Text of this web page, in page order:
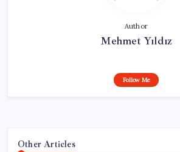
Author
Mehmet Yıldız
Follow Me
Other Articles